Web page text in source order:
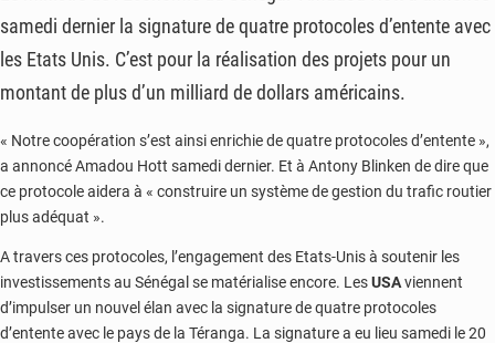
samedi dernier la signature de quatre protocoles d’entente avec
les Etats Unis. C’est pour la réalisation des projets pour un
montant de plus d’un milliard de dollars américains.
« Notre coopération s’est ainsi enrichie de quatre protocoles d’entente »,
a annoncé Amadou Hott samedi dernier. Et à Antony Blinken de dire que
ce protocole aidera à « construire un système de gestion du trafic routier
plus adéquat ».
A travers ces protocoles, l’engagement des Etats-Unis à soutenir les
investissements au Sénégal se matérialise encore. LesUSAviennent
d’impulser un nouvel élan avec la signature de quatre protocoles
d’entente avec le pays de la Téranga. La signature a eu lieu samedi le 20